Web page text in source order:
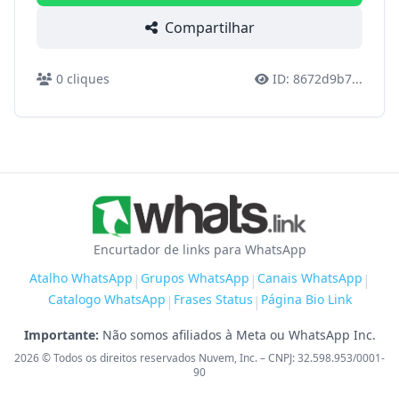
Compartilhar
0 cliques ID: 8672d9b7...
Encurtador de links para WhatsApp
Atalho WhatsApp | Grupos WhatsApp | Canais WhatsApp |
Catalogo WhatsApp | Frases Status | Página Bio Link
Importante: Não somos afiliados à Meta ou WhatsApp Inc.
2026© Todos os direitos reservados Nuvem, Inc. – CNPJ: 32.598.953/0001-
90